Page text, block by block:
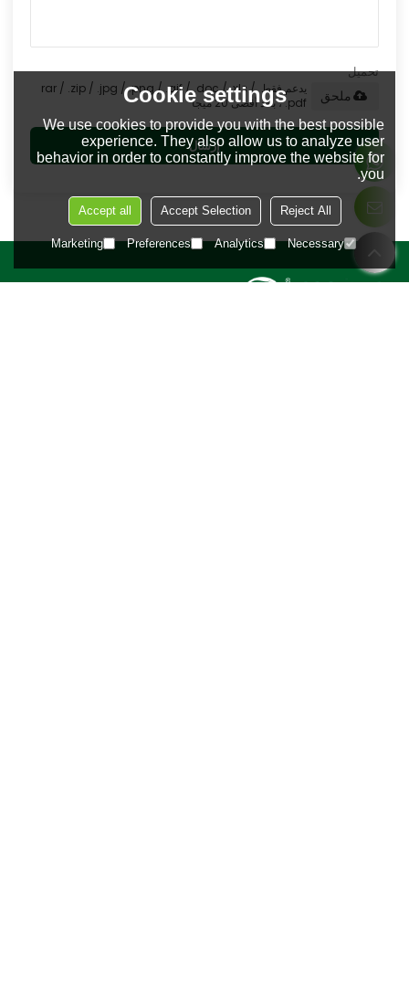
تحميل
يدعم فقط .rar / .zip / .jpg / .png / .gif / .doc / .xls /
.pdf ، بحد أقصى 20 ميجا
ملحق
إرسال
Cookie settings
We use cookies to provide you with the best possible
experience. They also allow us to analyze user
behavior in order to constantly improve the website for
you.
Reject All
Accept Selection
Accept all
Necessary
Analytics
Preferences
Marketing